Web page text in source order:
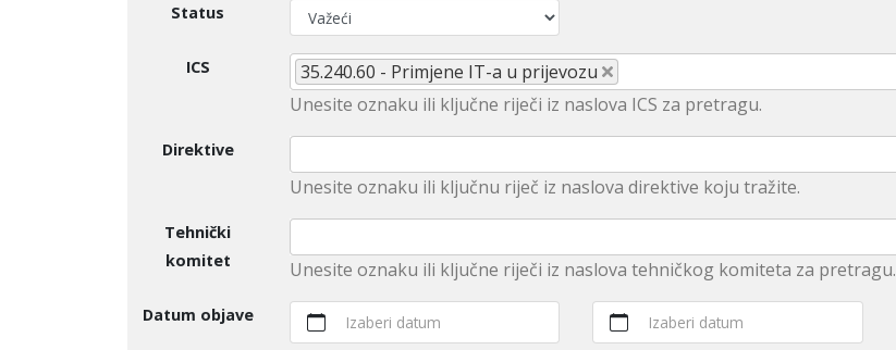
Status
ICS
35.240.60 - Primjene IT-a u prijevozu
Unesite оznaku ili ključne riječi iz naslova ICS za pretragu.
Direktive
Unеsitе oznaku ili klјučnu rijеč iz nаslоvа dirеktivе kојu trаžitе.
Tehnički
komitet
Unesite оznaku ili ključne riječi iz naslova tehničkog komiteta za pretragu.
Datum objave Izaberi datum Izaberi datum